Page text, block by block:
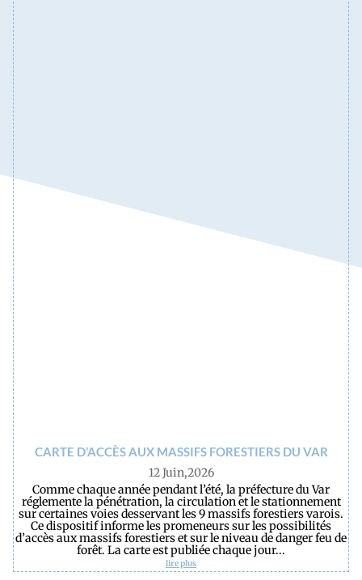
CARTE D’ACCÈS AUX MASSIFS FORESTIERS DU VAR
12 Juin,2026
Comme chaque année pendant l’été, la préfecture du Var
réglemente la pénétration, la circulation et le stationnement
sur certaines voies desservant les 9 massifs forestiers varois.
Ce dispositif informe les promeneurs sur les possibilités
d’accès aux massifs forestiers et sur le niveau de danger feu de
forêt. La carte est publiée chaque jour...
lire plus